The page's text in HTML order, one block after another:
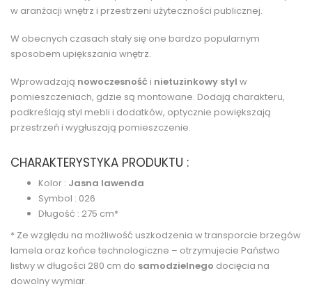
w aranżacji wnętrz i przestrzeni użyteczności publicznej.
W obecnych czasach stały się one bardzo popularnym
sposobem upiększania wnętrz.
Wprowadzają nowoczesność i nietuzinkowy styl w
pomieszczeniach, gdzie są montowane. Dodają charakteru,
podkreślają styl mebli i dodatków, optycznie powiększają
przestrzeń i wygłuszają pomieszczenie.
CHARAKTERYSTYKA PRODUKTU :
Kolor : Jasna lawenda
Symbol : 026
Długość : 275 cm*
* Ze względu na możliwość uszkodzenia w transporcie brzegów
lamela oraz końce technologiczne – otrzymujecie Państwo
listwy w długości 280 cm do samodzielnego docięcia na
dowolny wymiar.